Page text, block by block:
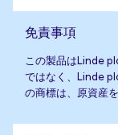
免責事項
この製品はLinde
ではなく、Linde
の商標は、原資産